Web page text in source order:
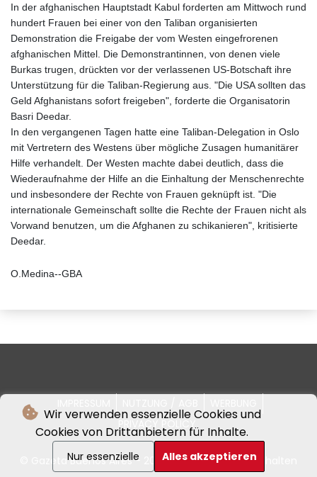
Wir verwenden essenzielle Cookies und
Cookies von Drittanbietern für Inhalte.
Nur essenzielle Alles akzeptieren
In der afghanischen Hauptstadt Kabul forderten am Mittwoch rund
hundert Frauen bei einer von den Taliban organisierten
Demonstration die Freigabe der vom Westen eingefrorenen
afghanischen Mittel. Die Demonstrantinnen, von denen viele
Burkas trugen, drückten vor der verlassenen US-Botschaft ihre
Unterstützung für die Taliban-Regierung aus. "Die USA sollten das
Geld Afghanistans sofort freigeben", forderte die Organisatorin
Basri Deedar.
In den vergangenen Tagen hatte eine Taliban-Delegation in Oslo
mit Vertretern des Westens über mögliche Zusagen humanitärer
Hilfe verhandelt. Der Westen machte dabei deutlich, dass die
Wiederaufnahme der Hilfe an die Einhaltung der Menschenrechte
und insbesondere der Rechte von Frauen geknüpft ist. "Die
internationale Gemeinschaft sollte die Rechte der Frauen nicht als
Vorwand benutzen, um die Afghanen zu schikanieren", kritisierte
Deedar.
O.Medina--GBA
PRIVACY POLICY
© Gazeta Buenos Aires - 2026 - Alle Rechte vorbehalten